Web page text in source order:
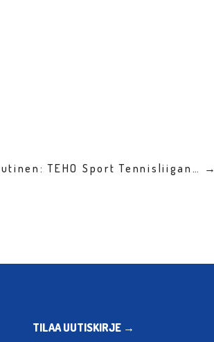
TEHO Sport Tennisliigan… →
TILAA UUTISKIRJE →